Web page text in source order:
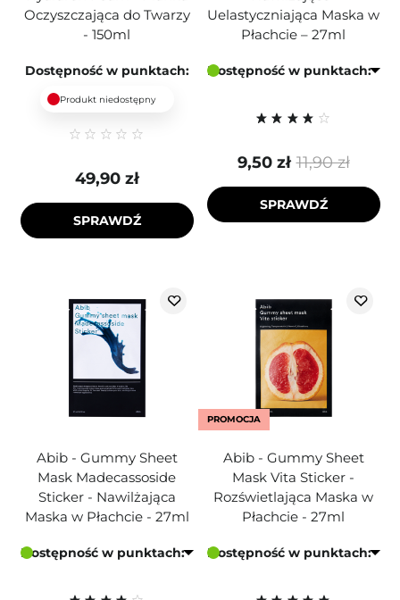
Oczyszczająca do Twarzy
- 150ml
Dostępność w punktach:
Produkt niedostępny
49,90 zł
SPRAWDŹ
Uelastyczniająca Maska w
Płachcie – 27ml
Dostępność w punktach:
11,90 zł
9,50 zł
SPRAWDŹ
Abib - Gummy Sheet
Mask Madecassoside
Sticker - Nawilżająca
Maska w Płachcie - 27ml
Dostępność w punktach:
PROMOCJA
Abib - Gummy Sheet
Mask Vita Sticker -
Rozświetlająca Maska w
Płachcie - 27ml
Dostępność w punktach: